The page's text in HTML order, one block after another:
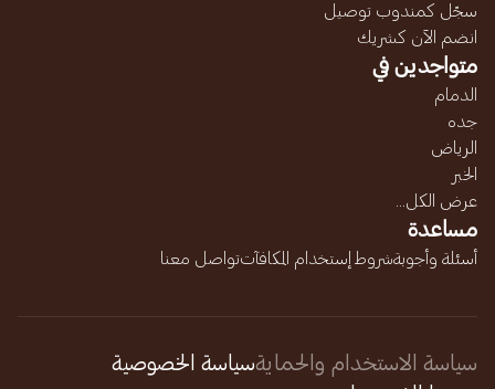
سجّل كمندوب توصيل
انضم الآن كشريك
متواجدين في
الدمام
جده
الرياض
الخبر
عرض الكل...
مساعدة
أسئلة وأجوبةشروط إستخدام المكافآتتواصل معنا
سياسة الاستخدام والحمايةسياسة الخصوصية